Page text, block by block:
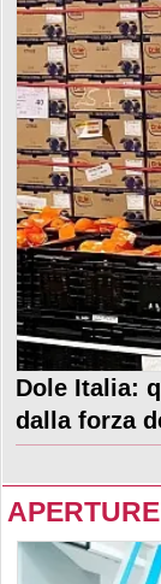
Dole Italia:
dalla forza
APERTURE